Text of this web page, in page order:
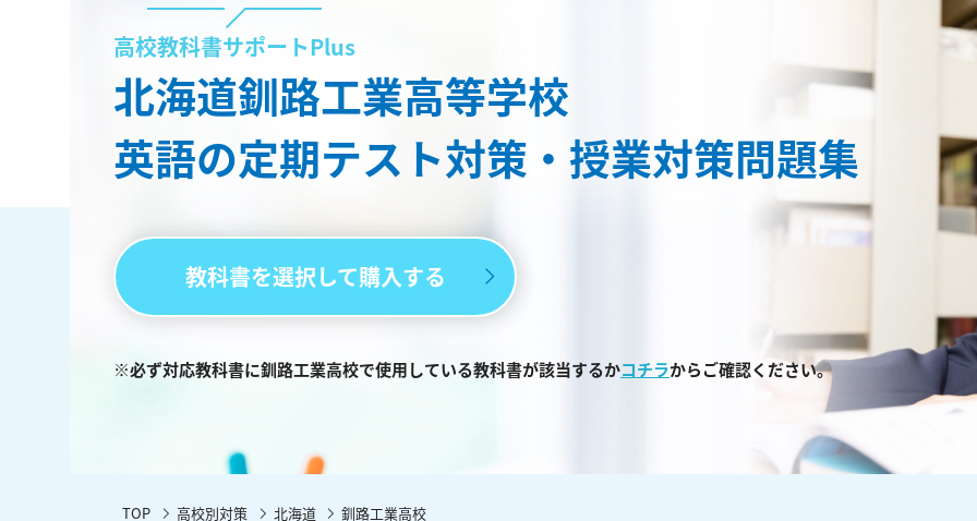
高校教科書サポートPlus
北海道釧路工業高等学校
英語の定期テスト対策・授業対策問題集
教科書を選択して購入する
※必ず対応教科書に釧路工業高校で使用している教科書が該当するかコチラからご確認ください。
TOP 高校別対策 北海道 釧路工業高校